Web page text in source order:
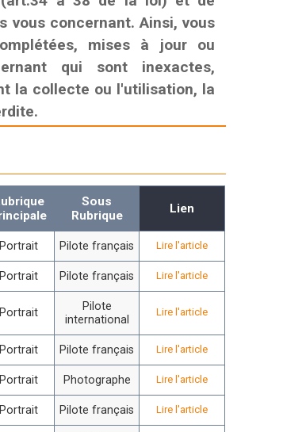
vous concernant. Ainsi, vous
mises à jour ou
qui sont inexactes,
la collecte ou l'utilisation, la
Sous
Rubrique
Lien
Portrait Pilote français Lire l'article
Portrait Pilote français Lire l'article
Portrait
Pilote
international
Lire l'article
Portrait Pilote français Lire l'article
Portrait Photographe Lire l'article
Portrait Pilote français Lire l'article